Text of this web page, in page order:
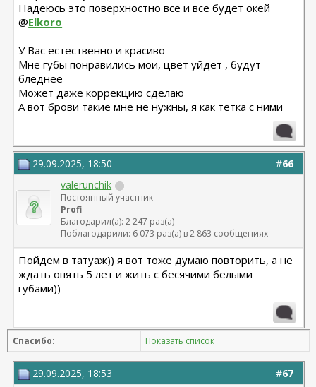
Надеюсь это поверхностно все и все будет окей
@Elkoro
У Вас естественно и красиво
Мне губы понравились мои, цвет уйдет , будут
бледнее
Может даже коррекцию сделаю
А вот брови такие мне не нужны, я как тетка с ними
#66
29.09.2025, 18:50
valerunchik
Постоянный участник
Profi
Благодарил(а): 2 247 раз(а)
Поблагодарили: 6 073 раз(а) в 2 863 сообщениях
Пойдем в татуаж)) я вот тоже думаю повторить, а не
ждать опять 5 лет и жить с бесячими белыми
губами))
Спасибо: Показать список
#67
29.09.2025, 18:53